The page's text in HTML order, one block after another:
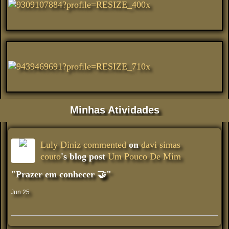
Minhas Atividades
Luly Diniz commentedondavi simas
couto's blog postUm Pouco De Mim
"Prazer em conhecer 🤝"
Jun 25